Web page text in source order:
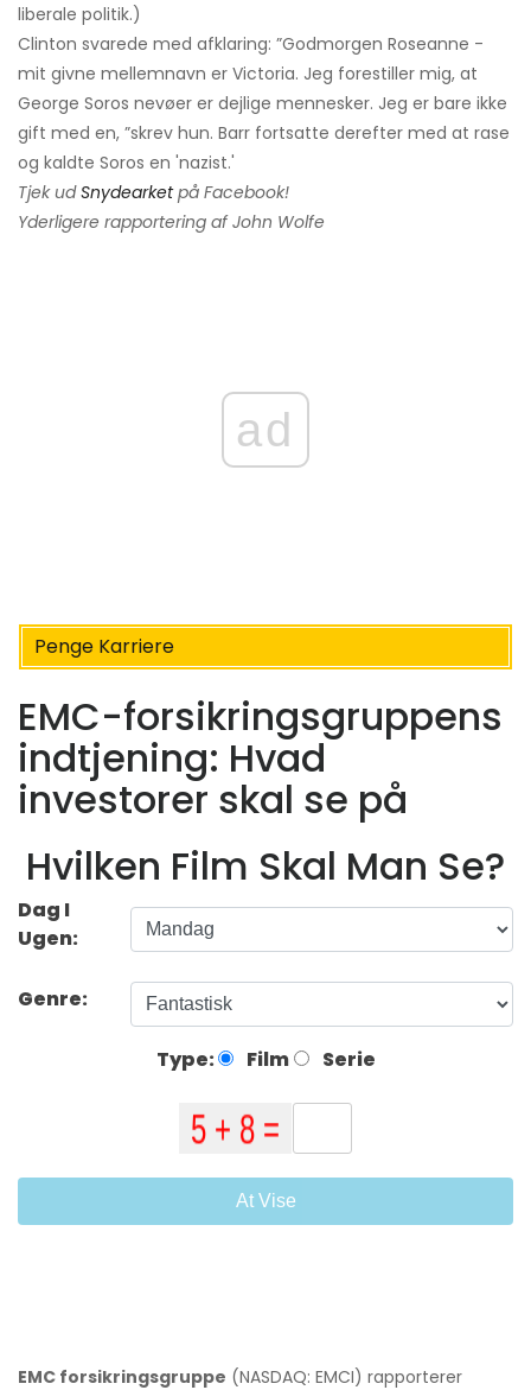
liberale politik.)
Clinton svarede med afklaring: ”Godmorgen Roseanne -
mit givne mellemnavn er Victoria. Jeg forestiller mig, at
George Soros nevøer er dejlige mennesker. Jeg er bare ikke
gift med en, ”skrev hun. Barr fortsatte derefter med at rase
og kaldte Soros en 'nazist.'
Tjek ud Snydearket på Facebook!
Yderligere rapportering af John Wolfe
ad
Penge Karriere
EMC-forsikringsgruppens
indtjening: Hvad
investorer skal se på
Hvilken Film Skal Man Se?
Dag I
Ugen:
Genre:
Type: Film Serie
At Vise
EMC forsikringsgruppe (NASDAQ: EMCI) rapporterer